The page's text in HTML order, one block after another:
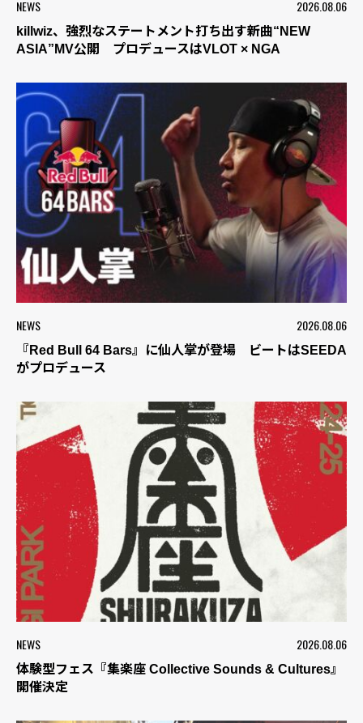
NEWS 2026.08.06
killwiz、強烈なステートメント打ち出す新曲“NEW
ASIA”MV公開 プロデュースはVLOT × NGA
NEWS 2026.08.06
『Red Bull 64 Bars』に仙人掌が登場 ビートはSEEDA
がプロデュース
NEWS 2026.08.06
体験型フェス『集楽座 Collective Sounds & Cultures』
開催決定